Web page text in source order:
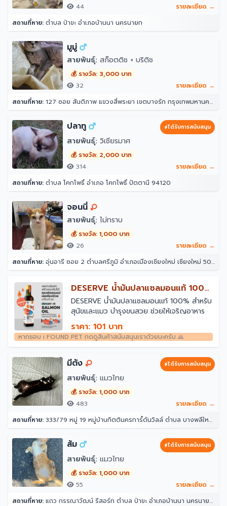
44
รายละเอียด →
สถานที่หาย: ตำบล ป่าขะ อำเภอบ้านนา นครนายก
มูมู่
สายพันธุ์: สก็อตติช + บริติช
💰 รางวัล: 3,000 บาท
32
รายละเอียด →
สถานที่หาย: 127 ซอย สันติภาพ แขวงสี่พระยา เขตบางรัก กรุงเทพมหานคร 10500
ปลาทู ได้รับการสนับสนุน
สายพันธุ์: วิเชียรมาศ
💰 รางวัล: 2,000 บาท
314
รายละเอียด →
สถานที่หาย: ตำบล โคกโพธิ์ อำเภอ โคกโพธิ์ ปัตตานี 94120
จอนนี่
สายพันธุ์: ไม่ทราบ
💰 รางวัล: 1,000 บาท
26
รายละเอียด →
สถานที่หาย: อุ่นอารี ซอย 2 ตำบลศรีภูมิ อำเภอเมืองเชียงใหม่ เชียงใหม่ 50300
￼DESERVE น้ำมันปลาแซลมอนแท้ 100%
สำหรับสุนัขและแมว
￼DESERVE น้ำมันปลาแซลมอนแท้ 100% สำหรับ
สุนัขและแมว บำรุงขนสวย ช่วยให้เจริญอาหาร
ราคา: 101 บาท
หากชอบ i FOUND PET กดดูสินค้าสนับสนุนเราด้วยนะครับ 🙏
มีตัง ได้รับการสนับสนุน
สายพันธุ์: แมวไทย
💰 รางวัล: 1,000 บาท
483
รายละเอียด →
สถานที่หาย: 333/79 หมู่ 19 หมู่บ้านกิตตินครการ์้ด้นวิลล์ ตำบล บางพลีใหญ่ อำเภอบางพลี สมุทรปราการ 10540
ส้ม ได้รับการสนับสนุน
สายพันธุ์: แมวไทย
💰 รางวัล: 1,000 บาท
55
รายละเอียด →
สถานที่หาย: แถว กรรณาวัฒน์ รีสอร์ท ตำบล ป่าขะ อำเภอบ้านนา นครนายก 26110